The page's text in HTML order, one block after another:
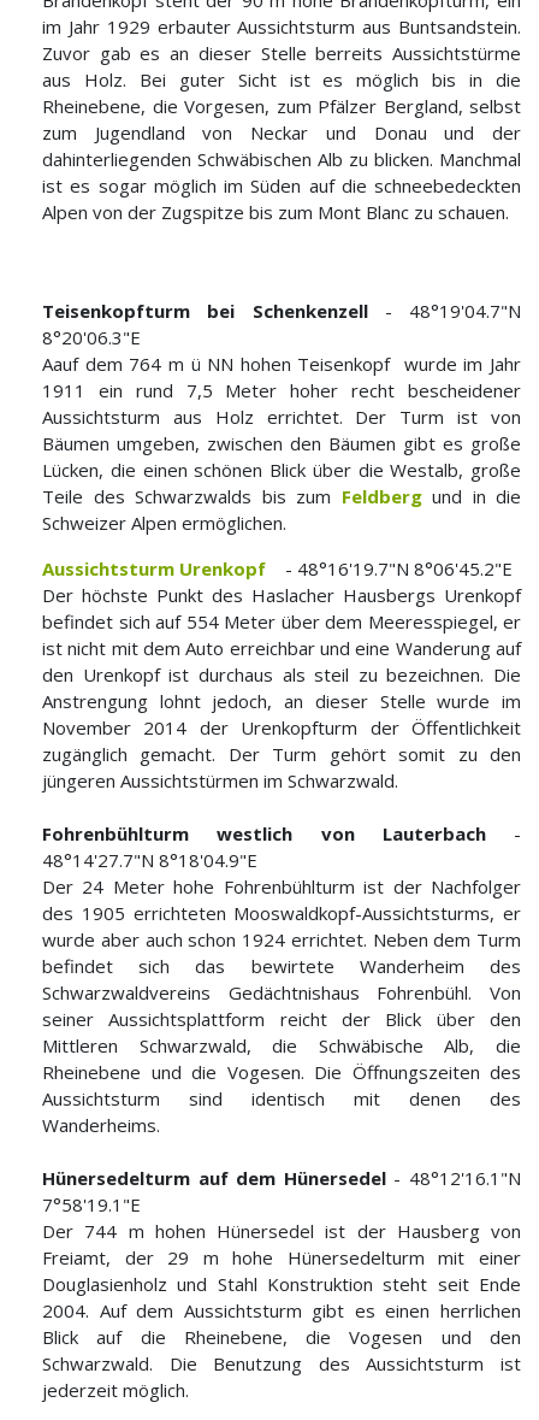
im Jahr 1929 erbauter Aussichtsturm aus Buntsandstein.
Zuvor gab es an dieser Stelle berreits Aussichtstürme
aus Holz. Bei guter Sicht ist es möglich bis in die
Rheinebene, die Vorgesen, zum Pfälzer Bergland, selbst
zum Jugendland von Neckar und Donau und der
dahinterliegenden Schwäbischen Alb zu blicken. Manchmal
ist es sogar möglich im Süden auf die schneebedeckten
Alpen von der Zugspitze bis zum Mont Blanc zu schauen.
Teisenkopfturm bei Schenkenzell- 48°19'04.7"N
8°20'06.3"E
Aauf dem 764 m ü NN hohen Teisenkopf wurde im Jahr
1911 ein rund 7,5 Meter hoher recht bescheidener
Aussichtsturm aus Holz errichtet. Der Turm ist von
Bäumen umgeben, zwischen den Bäumen gibt es große
Lücken, die einen schönen Blick über die Westalb, große
Teile des Schwarzwalds bis zum Feldbergund in die
Schweizer Alpen ermöglichen.
Aussichtsturm Urenkopf - 48°16'19.7"N 8°06'45.2"E
Der höchste Punkt des Haslacher Hausbergs Urenkopf
befindet sich auf 554 Meter über dem Meeresspiegel, er
ist nicht mit dem Auto erreichbar und eine Wanderung auf
den Urenkopf ist durchaus als steil zu bezeichnen. Die
Anstrengung lohnt jedoch, an dieser Stelle wurde im
November 2014 der Urenkopfturm der Öffentlichkeit
zugänglich gemacht. Der Turm gehört somit zu den
jüngeren Aussichtstürmen im Schwarzwald.
Fohrenbühlturm westlich von Lauterbach-
48°14'27.7"N 8°18'04.9"E
Der 24 Meter hohe Fohrenbühlturm ist der Nachfolger
des 1905 errichteten Mooswaldkopf-Aussichtsturms, er
wurde aber auch schon 1924 errichtet. Neben dem Turm
befindet sich das bewirtete Wanderheim des
Schwarzwaldvereins Gedächtnishaus Fohrenbühl. Von
seiner Aussichtsplattform reicht der Blick über den
Mittleren Schwarzwald, die Schwäbische Alb, die
Rheinebene und die Vogesen. Die Öffnungszeiten des
Aussichtsturm sind identisch mit denen des
Wanderheims.
Hünersedelturm auf dem Hünersedel- 48°12'16.1"N
7°58'19.1"E
Der 744 m hohen Hünersedel ist der Hausberg von
Freiamt, der 29 m hohe Hünersedelturm mit einer
Douglasienholz und Stahl Konstruktion steht seit Ende
2004. Auf dem Aussichtsturm gibt es einen herrlichen
Blick auf die Rheinebene, die Vogesen und den
Schwarzwald. Die Benutzung des Aussichtsturm ist
jederzeit möglich.